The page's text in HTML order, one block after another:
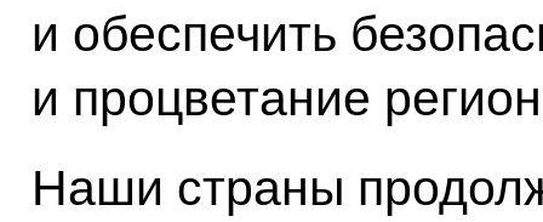
и обеспечить
и процветание
Наши страны